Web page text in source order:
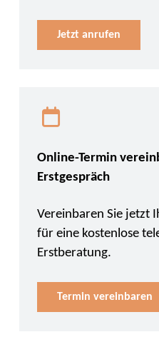
Jetzt anrufen
Online-Termin
Erstgespräch
Vereinbaren Sie jetzt
für eine kostenlose
Erstberatung.
Termin vereinbaren